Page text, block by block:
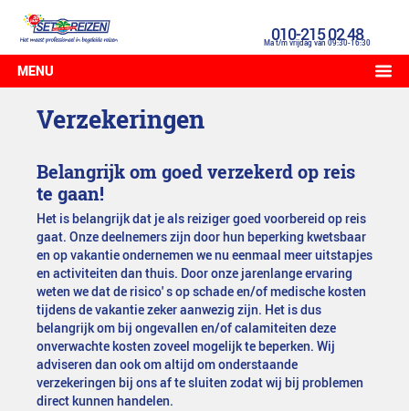
010-215 02 48
Ma t/m vrijdag van 09:30-16:30
MENU
Verzekeringen
Belangrijk om goed verzekerd op reis
te gaan!
Het is belangrijk dat je als reiziger goed voorbereid op reis
gaat. Onze deelnemers zijn door hun beperking kwetsbaar
en op vakantie ondernemen we nu eenmaal meer uitstapjes
en activiteiten dan thuis. Door onze jarenlange ervaring
weten we dat de risico' s op schade en/of medische kosten
tijdens de vakantie zeker aanwezig zijn. Het is dus
belangrijk om bij ongevallen en/of calamiteiten deze
onverwachte kosten zoveel mogelijk te beperken. Wij
adviseren dan ook om altijd om onderstaande
verzekeringen bij ons af te sluiten zodat wij bij problemen
direct kunnen handelen.